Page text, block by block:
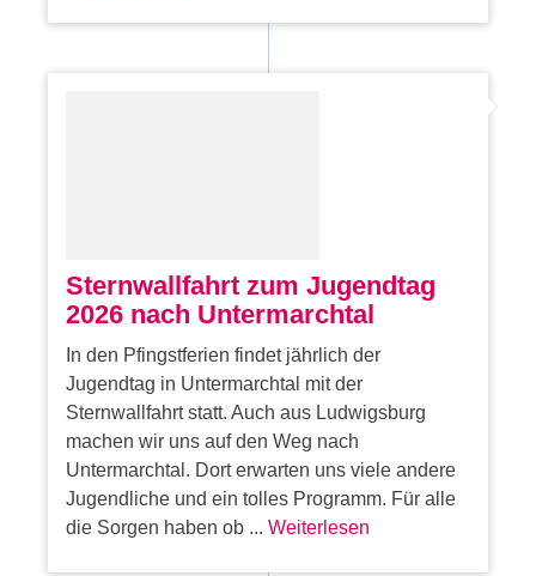
Sternwallfahrt zum Jugendtag
2026 nach Untermarchtal
In den Pfingstferien findet jährlich der
Jugendtag in Untermarchtal mit der
Sternwallfahrt statt. Auch aus Ludwigsburg
machen wir uns auf den Weg nach
Untermarchtal. Dort erwarten uns viele andere
Jugendliche und ein tolles Programm. Für alle
die Sorgen haben ob ...Weiterlesen